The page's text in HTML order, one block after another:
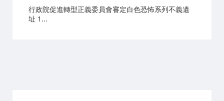
行政院促進轉型正義委員會審定白色恐怖系列不義遺
址 1...